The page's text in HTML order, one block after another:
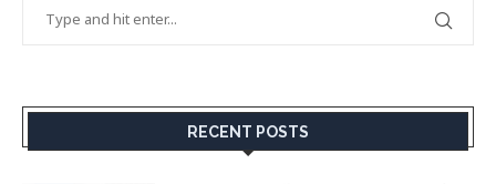
RECENT POSTS